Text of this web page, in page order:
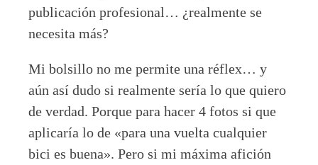
publicación profesional… ¿realmente se
necesita más?
Mi bolsillo no me permite una réflex… y
aún así dudo si realmente sería lo que quiero
de verdad. Porque para hacer 4 fotos si que
aplicaría lo de «para una vuelta cualquier
bici es buena». Pero si mi máxima afición